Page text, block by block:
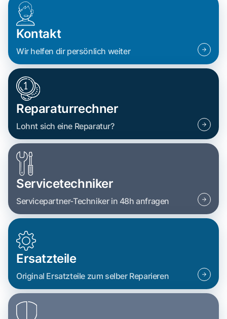
Kontakt
Wir helfen dir persönlich weiter
Reparaturrechner
Lohnt sich eine Reparatur?
Servicetechniker
Servicepartner-Techniker in 48h anfragen
Ersatzteile
Original Ersatzteile zum selber Reparieren